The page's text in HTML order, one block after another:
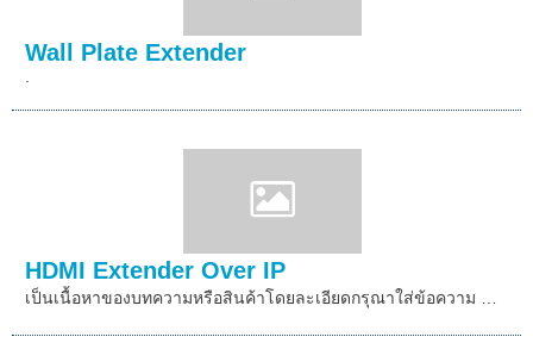
Wall Plate Extender
HDMI Extender Over IP
เป็นเนื้อหาของบทความหรือสินค้าโดยละเอียดกรุณาใส่ข้อความ …